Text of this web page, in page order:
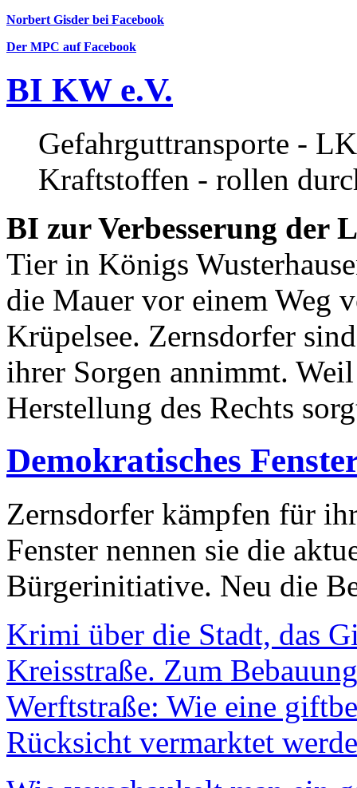
Norbert Gisder bei Facebook
Der MPC auf Facebook
BI KW e.V.
Gefahrguttransporte -
Kraftstoffen - rollen
BI zur Verbesserung der
Tier in Königs
die Mauer vor einem Weg
Krüpelsee. Zernsdorfer
ihrer Sorgen annimmt.
Herstellung des Rechts
Demokratisches
Zernsdorfer kämpfen für
Fenster nennen sie die
Bürgerinitiative. Neu die
Krimi über die Stadt, das
Kreisstraße. Zum
Werftstraße: Wie eine
Rücksicht vermarktet